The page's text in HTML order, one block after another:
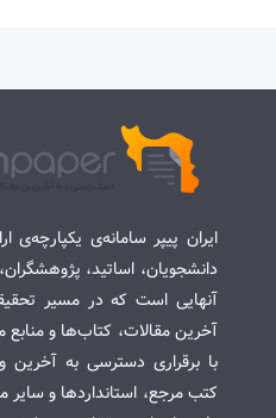
ایران پیپر سامانه‌ی
دانشجویان، اساتید،
آنهایی است که در مسیر
آخرین مقالات، کتاب‌ها و
با برقراری دسترسی به آخرین
کتب مرجع، استانداردها و